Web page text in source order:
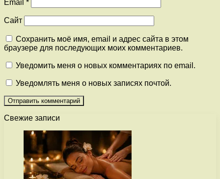
Email *
Сайт
Сохранить моё имя, email и адрес сайта в этом
браузере для последующих моих комментариев.
Уведомить меня о новых комментариях по email.
Уведомлять меня о новых записях почтой.
Свежие записи